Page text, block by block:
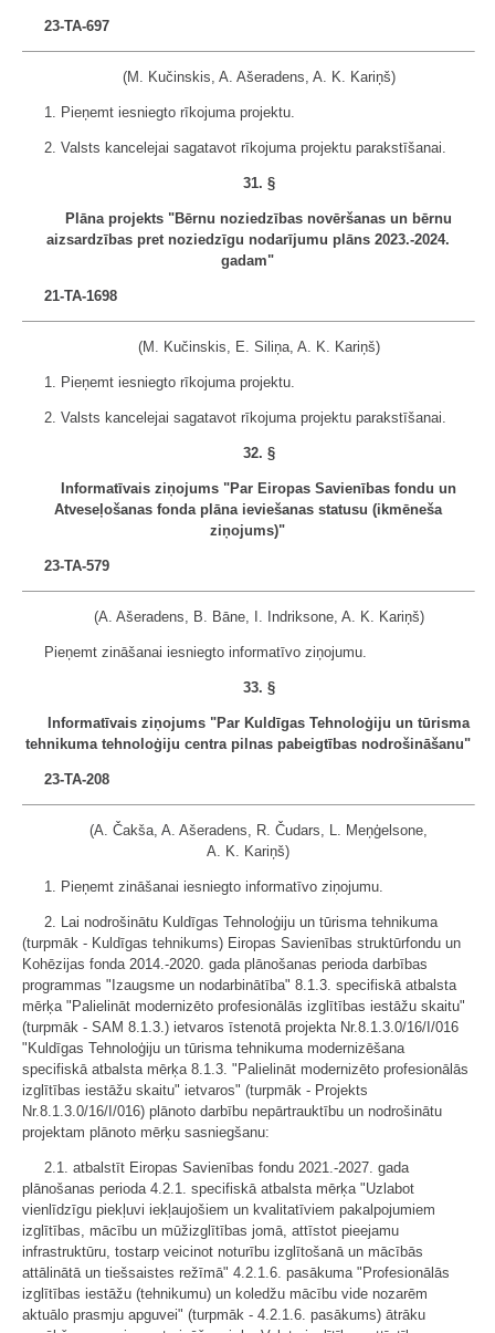
23-TA-697
(M. Kučinskis, A. Ašeradens, A. K. Kariņš)
1. Pieņemt iesniegto rīkojuma projektu.
2. Valsts kancelejai sagatavot rīkojuma projektu parakstīšanai.
31. §
Plāna projekts "Bērnu noziedzības novēršanas un bērnu
aizsardzības pret noziedzīgu nodarījumu plāns 2023.-2024.
gadam"
21-TA-1698
(M. Kučinskis, E. Siliņa, A. K. Kariņš)
1. Pieņemt iesniegto rīkojuma projektu.
2. Valsts kancelejai sagatavot rīkojuma projektu parakstīšanai.
32. §
Informatīvais ziņojums "Par Eiropas Savienības fondu un
Atveseļošanas fonda plāna ieviešanas statusu (ikmēneša
ziņojums)"
23-TA-579
(A. Ašeradens, B. Bāne, I. Indriksone, A. K. Kariņš)
Pieņemt zināšanai iesniegto informatīvo ziņojumu.
33. §
Informatīvais ziņojums "Par Kuldīgas Tehnoloģiju un tūrisma
tehnikuma tehnoloģiju centra pilnas pabeigtības nodrošināšanu"
23-TA-208
(A. Čakša, A. Ašeradens, R. Čudars, L. Meņģelsone,
A. K. Kariņš)
1. Pieņemt zināšanai iesniegto informatīvo ziņojumu.
2. Lai nodrošinātu Kuldīgas Tehnoloģiju un tūrisma tehnikuma
(turpmāk - Kuldīgas tehnikums) Eiropas Savienības struktūrfondu un
Kohēzijas fonda 2014.-2020. gada plānošanas perioda darbības
programmas "Izaugsme un nodarbinātība" 8.1.3. specifiskā atbalsta
mērķa "Palielināt modernizēto profesionālās izglītības iestāžu skaitu"
(turpmāk - SAM 8.1.3.) ietvaros īstenotā projekta Nr.8.1.3.0/16/I/016
"Kuldīgas Tehnoloģiju un tūrisma tehnikuma modernizēšana
specifiskā atbalsta mērķa 8.1.3. "Palielināt modernizēto profesionālās
izglītības iestāžu skaitu" ietvaros" (turpmāk - Projekts
Nr.8.1.3.0/16/I/016) plānoto darbību nepārtrauktību un nodrošinātu
projektam plānoto mērķu sasniegšanu:
2.1. atbalstīt Eiropas Savienības fondu 2021.-2027. gada
plānošanas perioda 4.2.1. specifiskā atbalsta mērķa "Uzlabot
vienlīdzīgu piekļuvi iekļaujošiem un kvalitatīviem pakalpojumiem
izglītības, mācību un mūžizglītības jomā, attīstot pieejamu
infrastruktūru, tostarp veicinot noturību izglītošanā un mācībās
attālinātā un tiešsaistes režīmā" 4.2.1.6. pasākuma "Profesionālās
izglītības iestāžu (tehnikumu) un koledžu mācību vide nozarēm
aktuālo prasmju apguvei" (turpmāk - 4.2.1.6. pasākums) ātrāku